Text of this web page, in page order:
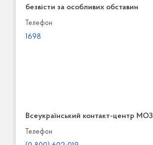
безвісти за особливих обставин
Телефон
1698
Всеукраїнський контакт-центр МОЗ
Телефон